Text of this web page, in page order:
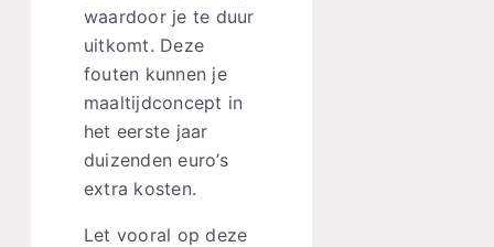
waardoor je te duur
uitkomt. Deze
fouten kunnen je
maaltijdconcept in
het eerste jaar
duizenden euro’s
extra kosten.
Let vooral op deze